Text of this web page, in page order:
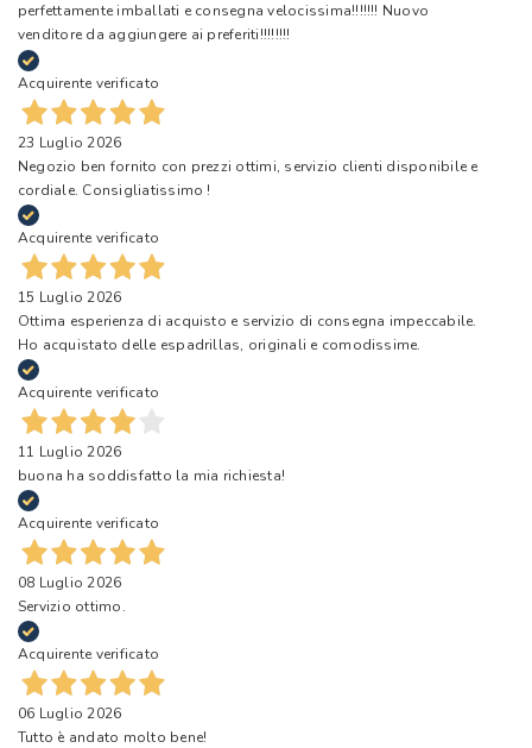
perfettamente imballati e consegna velocissima!!!!!!! Nuovo
venditore da aggiungere ai preferiti!!!!!!!!
Acquirente verificato
23 Luglio 2026
Negozio ben fornito con prezzi ottimi, servizio clienti disponibile e
cordiale. Consigliatissimo !
Acquirente verificato
15 Luglio 2026
Ottima esperienza di acquisto e servizio di consegna impeccabile.
Ho acquistato delle espadrillas, originali e comodissime.
Acquirente verificato
11 Luglio 2026
buona ha soddisfatto la mia richiesta!
Acquirente verificato
08 Luglio 2026
Servizio ottimo.
Acquirente verificato
06 Luglio 2026
Tutto è andato molto bene!